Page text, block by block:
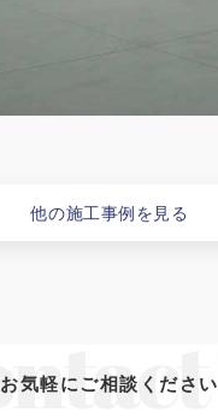
他の施工事例を見る
お気軽にご相談ください